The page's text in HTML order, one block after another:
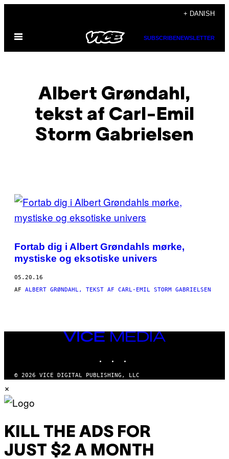
indhold
+ DANISH
Åbn
SUBSCRIBENEWSLETTER
Albert Grøndahl,
tekst af Carl-Emil
Storm Gabrielsen
POSTS
BY
THIS
AUTHOR
Fortab dig i Albert Grøndahls mørke,
mystiske og eksotiske univers
05.20.16
AF ALBERT GRØNDAHL, TEKST AF CARL-EMIL STORM GABRIELSEN
VICE
MEDIA
© 2026 VICE DIGITAL PUBLISHING, LLC
×
KILL THE ADS FOR
JUST $2 A MONTH